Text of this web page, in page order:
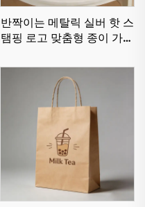
반짝이는 메탈릭 실버 핫 스
탬핑 로고 맞춤형 종이 가방
가방 부티크 식료품 맞춤 쇼
핑 백